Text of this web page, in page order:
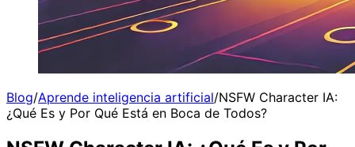
Blog/Aprende inteligencia artificial/NSFW Character IA:
¿Qué Es y Por Qué Está en Boca de Todos?